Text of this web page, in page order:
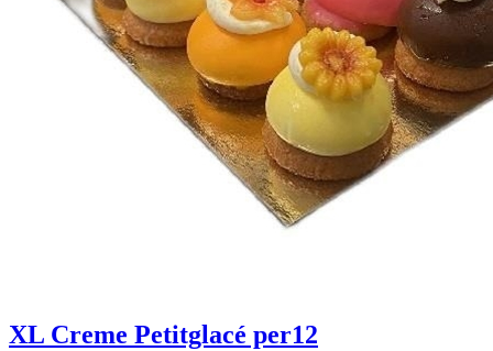
XL Creme Petitglacé per12